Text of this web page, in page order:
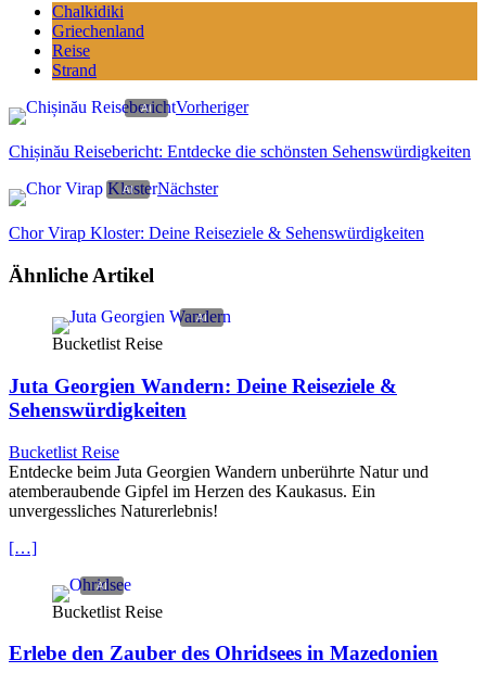
Chalkidiki
Griechenland
Reise
Strand
Vorheriger
Chișinău Reisebericht: Entdecke die schönsten Sehenswürdigkeiten
Nächster
Chor Virap Kloster: Deine Reiseziele & Sehenswürdigkeiten
Ähnliche Artikel
Bucketlist Reise
Juta Georgien Wandern: Deine Reiseziele &
Sehenswürdigkeiten
Bucketlist Reise
Entdecke beim Juta Georgien Wandern unberührte Natur und
atemberaubende Gipfel im Herzen des Kaukasus. Ein
unvergessliches Naturerlebnis!
[…]
Bucketlist Reise
Erlebe den Zauber des Ohridsees in Mazedonien